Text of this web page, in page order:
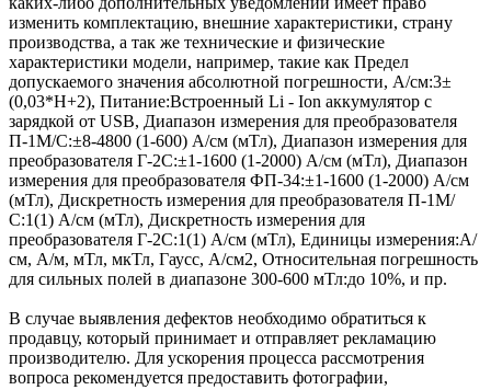
изменить комплектацию, внешние характеристики, страну
производства, а так же технические и физические
характеристики модели, например, такие как Предел
допускаемого значения абсолютной погрешности, А/см:3±
(0,03*Н+2), Питание:Встроенный Li - Ion аккумулятор с
зарядкой от USB, Диапазон измерения для преобразователя
П-1М/С:±8-4800 (1-600) А/см (мТл), Диапазон измерения для
преобразователя Г-2С:±1-1600 (1-2000) А/см (мТл), Диапазон
измерения для преобразователя ФП-34:±1-1600 (1-2000) А/см
(мТл), Дискретность измерения для преобразователя П-1М/
С:1(1) А/см (мТл), Дискретность измерения для
преобразователя Г-2С:1(1) А/см (мТл), Единицы измерения:А/
см, А/м, мТл, мкТл, Гаусс, А/см2, Относительная погрешность
для сильных полей в диапазоне 300-600 мТл:до 10%, и пр.
В случае выявления дефектов необходимо обратиться к
продавцу, который принимает и отправляет рекламацию
производителю. Для ускорения процесса рассмотрения
вопроса рекомендуется предоставить фотографии,